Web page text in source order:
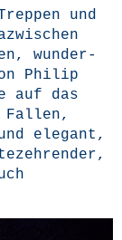
und
wun­der­
Phil­ip
auf das
Fal­len,
ele­gant,